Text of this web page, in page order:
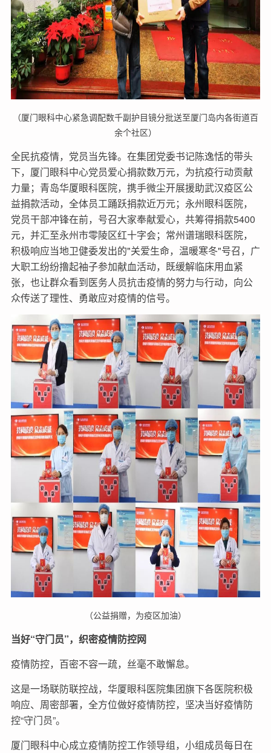
（厦门眼科中心紧急调配数千副护目镜分批送至厦门岛内各街道百
余个社区）
全民抗疫情，党员当先锋。在集团党委书记陈逸恬的带头
下，厦门眼科中心党员爱心捐款数万元，为抗疫行动贡献
力量；青岛华厦眼科医院，携手微尘开展援助武汉疫区公
益捐款活动，全体员工踊跃捐款近万元；永州眼科医院，
党员干部冲锋在前，号召大家奉献爱心，共筹得捐款5400
元，并汇至永州市零陵区红十字会；常州谱瑞眼科医院，
积极响应当地卫健委发出的"关爱生命，温暖寒冬"号召，广
大职工纷纷撸起袖子参加献血活动，既缓解临床用血紧
张，也让群众看到医务人员抗击疫情的努力与行动，向公
众传送了理性、勇敢应对疫情的信号。
（公益捐赠，为疫区加油）
当好“守门员”，织密疫情防控网
疫情防控，百密不容一疏，丝毫不敢懈怠。
这是一场联防联控战，华厦眼科医院集团旗下各医院积极
响应、周密部署，全方位做好疫情防控，坚决当好疫情防
控“守门员”。
厦门眼科中心成立疫情防控工作领导组，小组成员每日在